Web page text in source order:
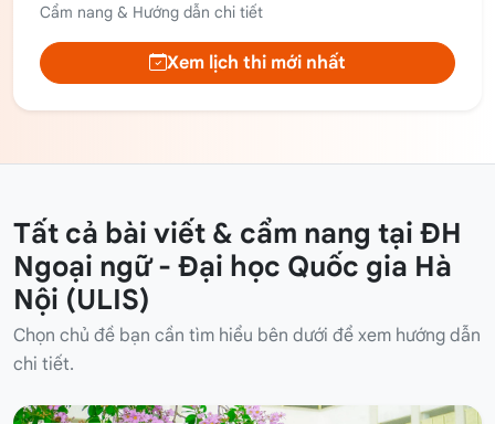
Cẩm nang & Hướng dẫn chi tiết
Xem lịch thi mới nhất
Tất cả bài viết & cẩm nang tại ĐH
Ngoại ngữ - Đại học Quốc gia Hà
Nội (ULIS)
Chọn chủ đề bạn cần tìm hiểu bên dưới để xem hướng dẫn
chi tiết.